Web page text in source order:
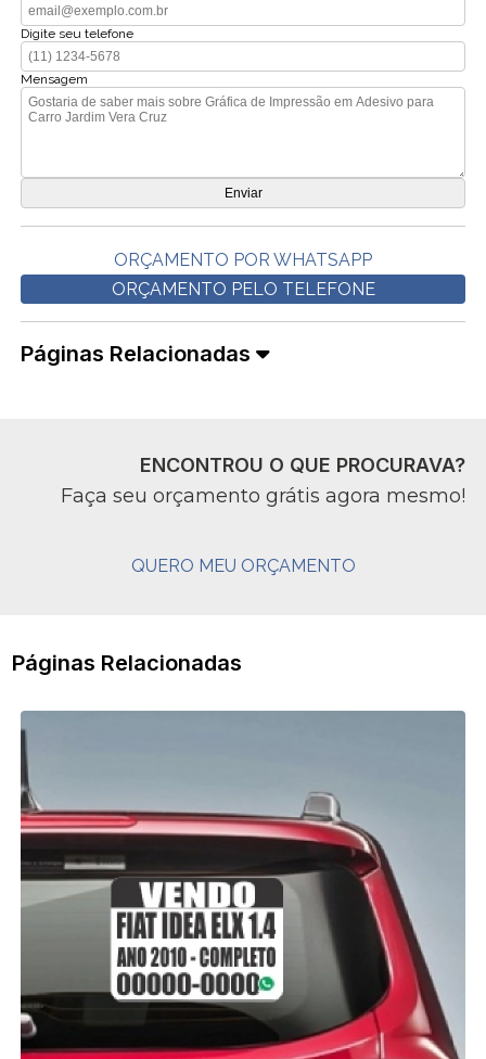
Digite seu telefone
Mensagem
ORÇAMENTO POR WHATSAPP
ORÇAMENTO PELO TELEFONE
Páginas Relacionadas
ENCONTROU O QUE PROCURAVA?
Faça seu orçamento grátis agora mesmo!
QUERO MEU ORÇAMENTO
Páginas Relacionadas